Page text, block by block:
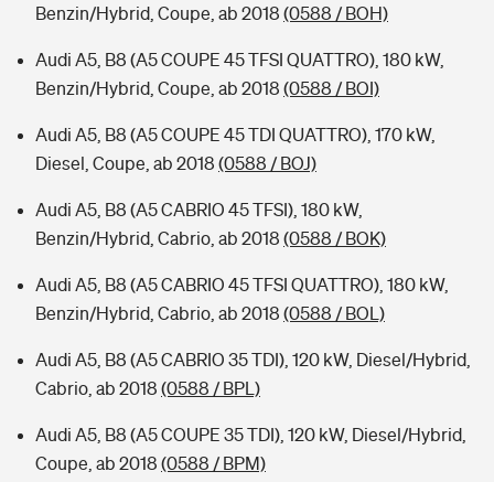
Benzin/Hybrid, Coupe, ab 2018 (0588 / BOH)
Audi A5, B8 (A5 COUPE 45 TFSI QUATTRO), 180 kW,
Benzin/Hybrid, Coupe, ab 2018 (0588 / BOI)
Audi A5, B8 (A5 COUPE 45 TDI QUATTRO), 170 kW,
Diesel, Coupe, ab 2018 (0588 / BOJ)
Audi A5, B8 (A5 CABRIO 45 TFSI), 180 kW,
Benzin/Hybrid, Cabrio, ab 2018 (0588 / BOK)
Audi A5, B8 (A5 CABRIO 45 TFSI QUATTRO), 180 kW,
Benzin/Hybrid, Cabrio, ab 2018 (0588 / BOL)
Audi A5, B8 (A5 CABRIO 35 TDI), 120 kW, Diesel/Hybrid,
Cabrio, ab 2018 (0588 / BPL)
Audi A5, B8 (A5 COUPE 35 TDI), 120 kW, Diesel/Hybrid,
Coupe, ab 2018 (0588 / BPM)